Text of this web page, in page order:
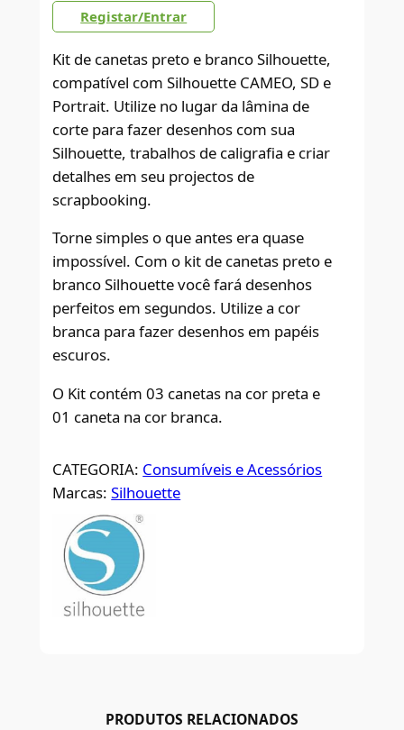
Registar/Entrar
Kit de canetas preto e branco Silhouette,
compatível com Silhouette CAMEO, SD e
Portrait. Utilize no lugar da lâmina de
corte para fazer desenhos com sua
Silhouette, trabalhos de caligrafia e criar
detalhes em seu projectos de
scrapbooking.
Torne simples o que antes era quase
impossível. Com o kit de canetas preto e
branco Silhouette você fará desenhos
perfeitos em segundos. Utilize a cor
branca para fazer desenhos em papéis
escuros.
O Kit contém 03 canetas na cor preta e
01 caneta na cor branca.
CATEGORIA: Consumíveis e Acessórios
Marcas:Silhouette
PRODUTOS RELACIONADOS